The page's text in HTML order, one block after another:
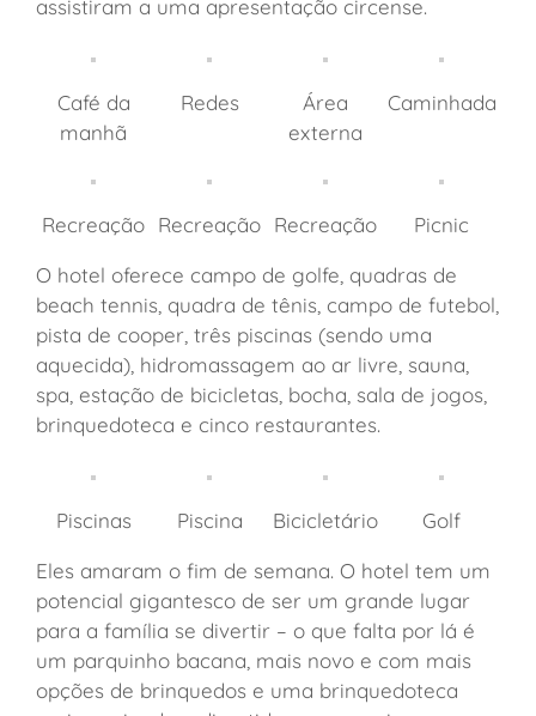
assistiram a uma apresentação circense.
Café da
manhã
Redes
Área
externa
Caminhada
Recreação Recreação Recreação
Picnic
O hotel oferece campo de golfe, quadras de
beach tennis, quadra de tênis, campo de futebol,
pista de cooper, três piscinas (sendo uma
aquecida), hidromassagem ao ar livre, sauna,
spa, estação de bicicletas, bocha, sala de jogos,
brinquedoteca e cinco restaurantes.
Piscinas Piscina Bicicletário
Golf
Eles amaram o fim de semana. O hotel tem um
potencial gigantesco de ser um grande lugar
para a família se divertir – o que falta por lá é
um parquinho bacana, mais novo e com mais
opções de brinquedos e uma brinquedoteca